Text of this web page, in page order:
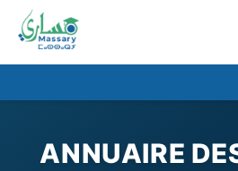
contenu
ANNUAIRE